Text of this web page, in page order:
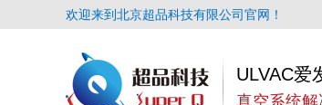
欢迎来到北京超品科技有限公司官网！
ULVAC爱
真空系统